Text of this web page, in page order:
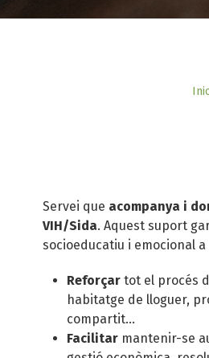
Servei que acompanya i
VIH/Sida. Aquest suport
socioeducatiu i emocional
Reforçar tot el procés
habitatge de lloguer,
compartit...
Facilitar mantenir-se